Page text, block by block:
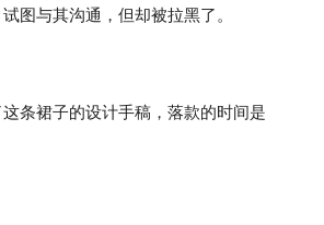
图与其沟通，但却被拉黑了。
条裙子的设计手稿，落款的时间是